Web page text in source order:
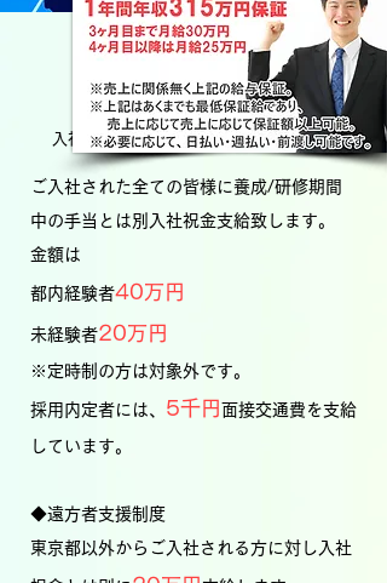
Celebration
Money
入社祝金＆面接交通費＆遠方者支援制度
ご入社された全ての皆様に養成/研修期間
中の手当とは別入社祝金支給致します。
金額は
都内経験者40万円
未経験者20万円
※定時制の方は対象外です。
採用内定者には、 5千円 面接交通費を支給
しています。
◆遠方者支援制度
東京都以外からご入社される方に対し入社